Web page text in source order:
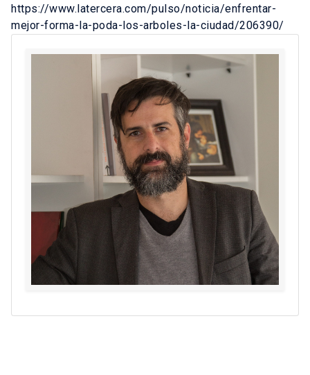
https://www.latercera.com/pulso/noticia/enfrentar-
mejor-forma-la-poda-los-arboles-la-ciudad/206390/